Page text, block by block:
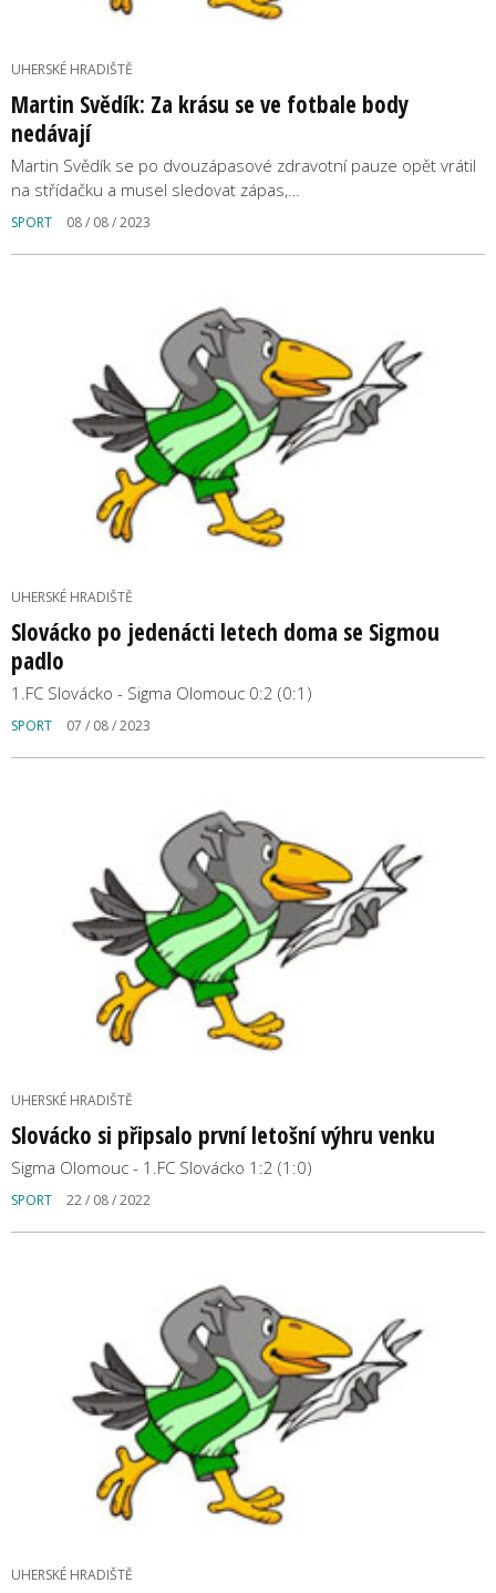
UHERSKÉ HRADIŠTĚ
Martin Svědík: Za krásu se ve fotbale body
nedávají
Martin Svědík se po dvouzápasové zdravotní pauze opět vrátil
na střídačku a musel sledovat zápas,…
SPORT 08 / 08 / 2023
UHERSKÉ HRADIŠTĚ
Slovácko po jedenácti letech doma se Sigmou
padlo
1.FC Slovácko - Sigma Olomouc 0:2 (0:1)
SPORT 07 / 08 / 2023
UHERSKÉ HRADIŠTĚ
Slovácko si připsalo první letošní výhru venku
Sigma Olomouc - 1.FC Slovácko 1:2 (1:0)
SPORT 22 / 08 / 2022
UHERSKÉ HRADIŠTĚ